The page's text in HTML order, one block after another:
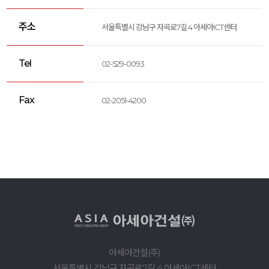
주소 서울특별시 강남구 자곡로7길 4 아세아ICT센터
Tel 02-529-0093
Fax 02-2051-4200
아세아건설(주)